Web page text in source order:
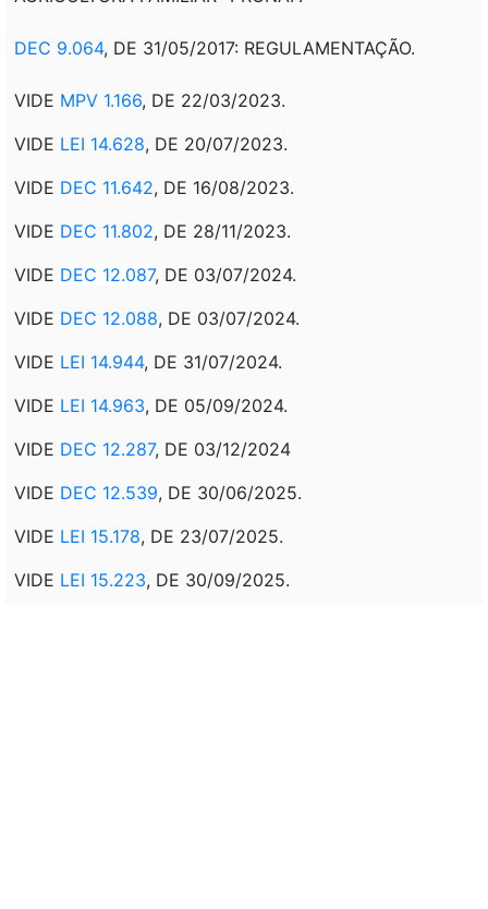
DEC 9.064, DE 31/05/2017: REGULAMENTAÇÃO.
VIDE MPV 1.166, DE 22/03/2023.
VIDE LEI 14.628, DE 20/07/2023.
VIDE DEC 11.642, DE 16/08/2023.
VIDE DEC 11.802, DE 28/11/2023.
VIDE DEC 12.087, DE 03/07/2024.
VIDE DEC 12.088, DE 03/07/2024.
VIDE LEI 14.944, DE 31/07/2024.
VIDE LEI 14.963, DE 05/09/2024.
VIDE DEC 12.287, DE 03/12/2024
VIDE DEC 12.539, DE 30/06/2025.
VIDE LEI 15.178, DE 23/07/2025.
VIDE LEI 15.223, DE 30/09/2025.